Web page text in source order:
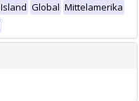
Island Global Mittelamerika